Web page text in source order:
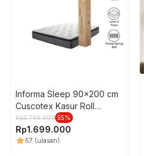
Informa Sleep 90x200 cm
Cuscotex Kasur Roll
Packed
Rp3.799.000 55%
Rp1.699.000
57 (ulasan)